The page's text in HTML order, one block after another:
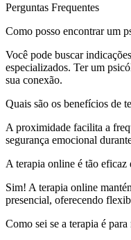
Perguntas Frequentes
Como posso encontrar um
Você pode buscar
especializados. Ter um
sua conexão.
Quais são os benefícios de
A proximidade facilita a
segurança emocional
A terapia online é tão eficaz
Sim! A terapia online
presencial, oferecendo
Como sei se a terapia é para